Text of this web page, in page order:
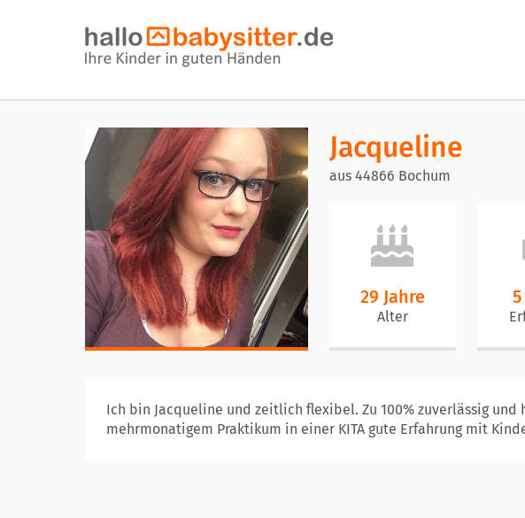
Jacqueline
aus 44866 Bochum
29 Jahre
Alter
Ich bin Jacqueline und zeitlich flexibel. Zu 100% zuverlässig
mehrmonatigem Praktikum in einer KITA gute Erfahrung mit